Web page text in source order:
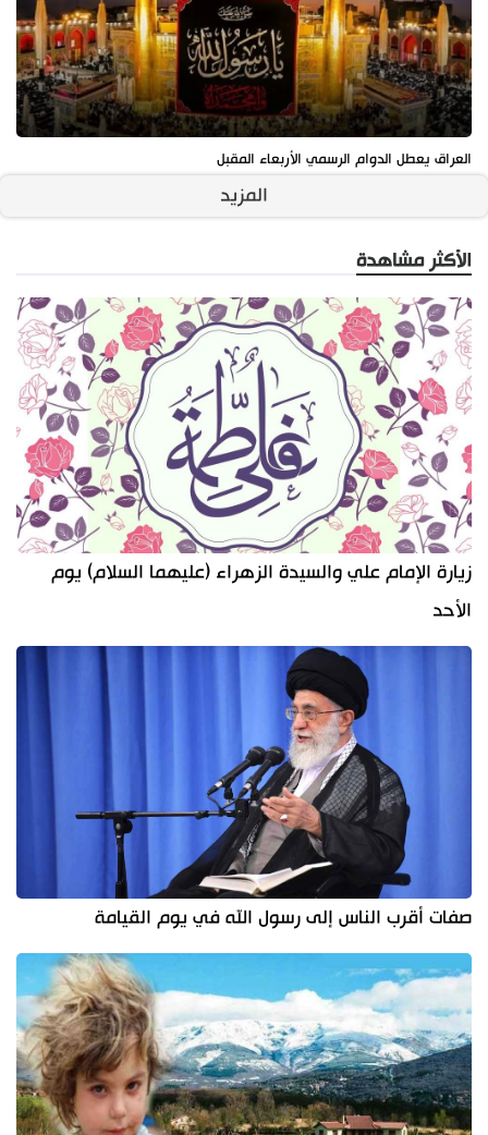
العراق يعطل الدوام الرسمي الأربعاء المقبل
المزيد
الأكثر مشاهدة
زيارة الإمام علي والسيدة الزهراء (عليهما السلام) يوم
الأحد
صفات أقرب الناس إلى رسول الله في يوم القيامة